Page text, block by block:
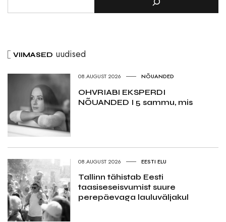
VIIMASED uudised
08.AUGUST 2026 NÕUANDED
OHVRIABI EKSPERDI
NÕUANDED I 5 sammu, mis
08.AUGUST 2026 EESTI ELU
Tallinn tähistab Eesti
taasiseseisvumist suure
perepäevaga lauluväljakul